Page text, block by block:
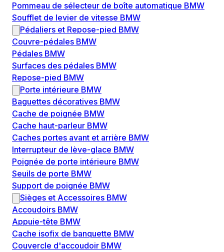
Pommeau de sélecteur de boîte automatique BMW
Soufflet de levier de vitesse BMW
Pédaliers et Repose-pied BMW
Couvre-pédales BMW
Pédales BMW
Surfaces des pédales BMW
Repose-pied BMW
Porte intérieure BMW
Baguettes décoratives BMW
Cache de poignée BMW
Cache haut-parleur BMW
Caches portes avant et arrière BMW
Interrupteur de lève-glace BMW
Poignée de porte intérieure BMW
Seuils de porte BMW
Support de poignée BMW
Sièges et Accessoires BMW
Accoudoirs BMW
Appuie-tête BMW
Cache isofix de banquette BMW
Couvercle d'accoudoir BMW